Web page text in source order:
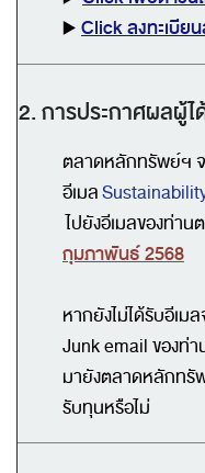
▶️Click ลงทะเบีย
2. การประกาศผลผู้
ตลาดหลักทรัพย์ฯ
อีเมล
ไปยังอีเมลของท่า
กุมภาพันธ์ 2568
หากยังไม่ได้รับอีเ
Junk email ของท่า
มายังตลาดหลักทรั
รับทุนหรือไม่